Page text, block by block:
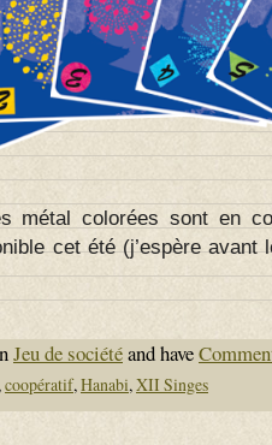
métal colorées sont en
cet été (j’espère avant
Jeu de sociétéand have
coopératif,Hanabi,XII Singes